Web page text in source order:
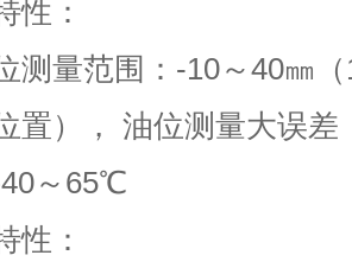
性：
测量范围：-10～40㎜
置）， 油位测量大误差
～65℃
性：